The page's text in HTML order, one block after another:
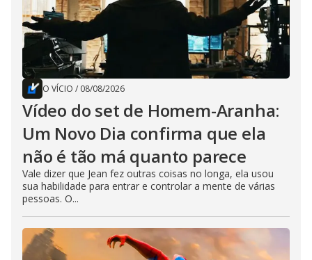
O VÍCIO / 08/08/2026
Vídeo do set de Homem-Aranha:
Um Novo Dia confirma que ela
não é tão má quanto parece
Vale dizer que Jean fez outras coisas no longa, ela usou
sua habilidade para entrar e controlar a mente de várias
pessoas. O...